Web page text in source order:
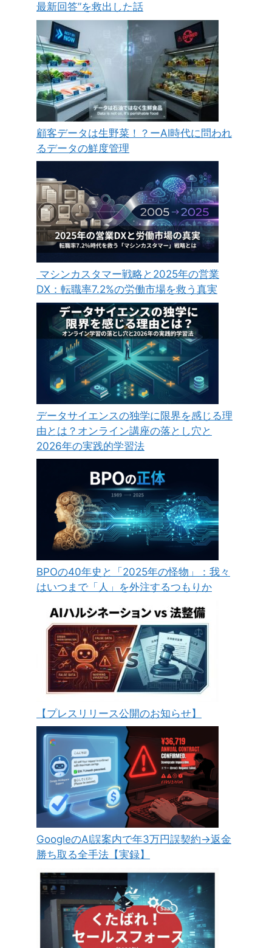
最新回答”を救出した話
顧客データは生野菜！？ーAI時代に問われ
るデータの鮮度管理
マシンカスタマー戦略と2025年の営業
DX：転職率7.2%の労働市場を救う真実
データサイエンスの独学に限界を感じる理
由とは？オンライン講座の落とし穴と
2026年の実践的学習法
BPOの40年史と「2025年の怪物」：我々
はいつまで「人」を外注するつもりか
【プレスリリース公開のお知らせ】
GoogleのAI誤案内で年3万円誤契約→返金
勝ち取る全手法【実録】